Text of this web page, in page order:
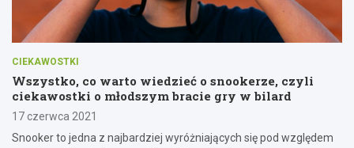
CIEKAWOSTKI
Wszystko, co warto wiedzieć o snookerze, czyli
ciekawostki o młodszym bracie gry w bilard
17 czerwca 2021
Snooker to jedna z najbardziej wyróżniających się pod względem